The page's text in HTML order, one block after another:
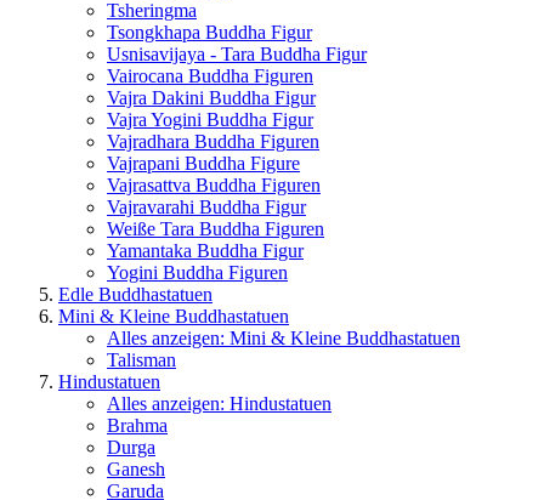
Tsheringma
Tsongkhapa Buddha Figur
Usnisavijaya - Tara Buddha Figur
Vairocana Buddha Figuren
Vajra Dakini Buddha Figur
Vajra Yogini Buddha Figur
Vajradhara Buddha Figuren
Vajrapani Buddha Figure
Vajrasattva Buddha Figuren
Vajravarahi Buddha Figur
Weiße Tara Buddha Figuren
Yamantaka Buddha Figur
Yogini Buddha Figuren
Edle Buddhastatuen
Mini & Kleine Buddhastatuen
Alles anzeigen: Mini & Kleine Buddhastatuen
Talisman
Hindustatuen
Alles anzeigen: Hindustatuen
Brahma
Durga
Ganesh
Garuda